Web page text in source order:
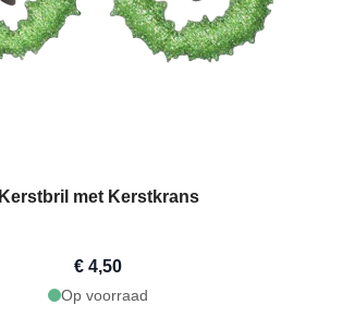
Kerstbril met Kerstkrans
€ 4,50
Op voorraad